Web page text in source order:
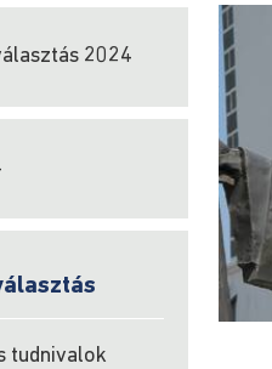
2024
tudnivalok